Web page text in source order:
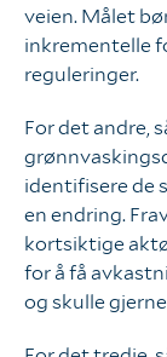
veien. Målet
inkrementelle
reguleringer.
For det andre,
identifisere de
en endring.
kortsiktige
for å få
og skulle